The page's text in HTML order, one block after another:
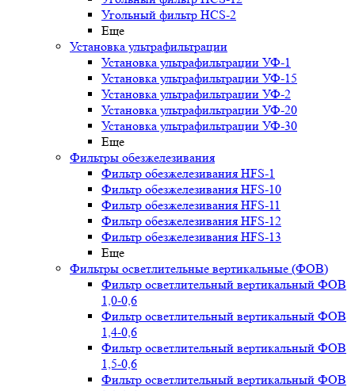
Угольный фильтр HСS-2
Еще
Установка ультрафильтрации
Установка ультрафильтрации УФ-1
Установка ультрафильтрации УФ-15
Установка ультрафильтрации УФ-2
Установка ультрафильтрации УФ-20
Установка ультрафильтрации УФ-30
Еще
Фильтры обезжелезивания
Фильтр обезжелезивания HFS-1
Фильтр обезжелезивания HFS-10
Фильтр обезжелезивания HFS-11
Фильтр обезжелезивания HFS-12
Фильтр обезжелезивания HFS-13
Еще
Фильтры осветлительные вертикальные (ФОВ)
Фильтр осветлительный вертикальный ФОВ
1,0-0,6
Фильтр осветлительный вертикальный ФОВ
1,4-0,6
Фильтр осветлительный вертикальный ФОВ
1,5-0,6
Фильтр осветлительный вертикальный ФОВ